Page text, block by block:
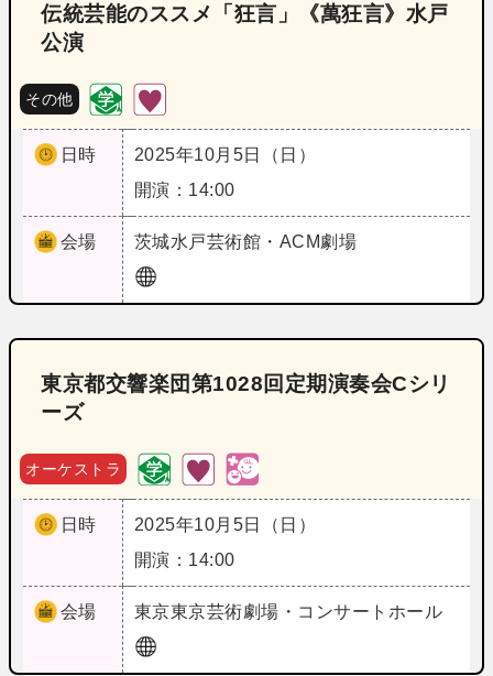
伝統芸能のススメ「狂言」《萬狂言》水戸
公演
その他
日時
2025年10月5日（日）
開演：14:00
会場 茨城水戸芸術館・ACM劇場
東京都交響楽団第1028回定期演奏会Cシリ
ーズ
オーケストラ
日時
2025年10月5日（日）
開演：14:00
会場 東京東京芸術劇場・コンサートホール